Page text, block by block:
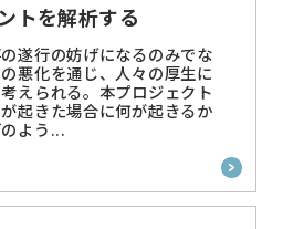
トを解析する
遂行の妨げになるのみでな
悪化を通じ、人々の厚生に
えられる。本プロジェクト
起きた場合に何が起きるか
よう...